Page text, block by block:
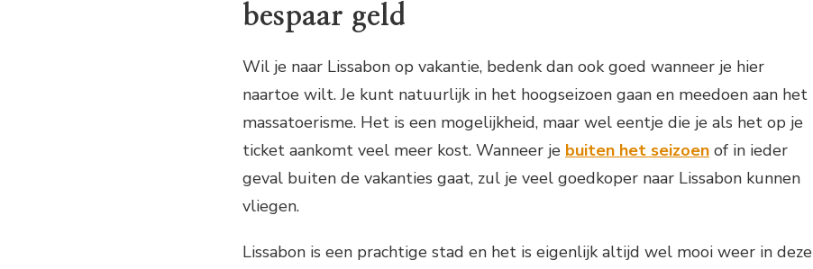
bespaar geld
Wil je naar Lissabon op vakantie, bedenk dan ook goed wanneer je hier
naartoe wilt. Je kunt natuurlijk in het hoogseizoen gaan en meedoen aan het
massatoerisme. Het is een mogelijkheid, maar wel eentje die je als het op je
ticket aankomt veel meer kost. Wanneer je buiten het seizoen of in ieder
geval buiten de vakanties gaat, zul je veel goedkoper naar Lissabon kunnen
vliegen.
Lissabon is een prachtige stad en het is eigenlijk altijd wel mooi weer in deze